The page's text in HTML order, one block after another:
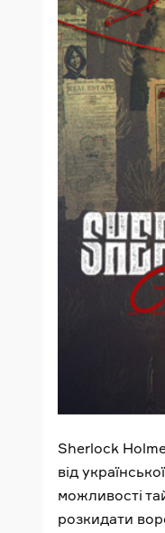
Sherlock
від
можливості
розкидати